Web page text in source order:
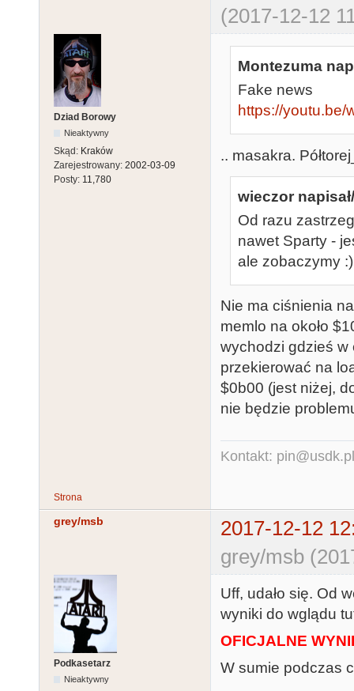
(2017-12-12
Dziad Borowy
Nieaktywny
Skąd: Kraków
Zarejestrowany: 2002-03-09
Posty: 11,780
Montezuma
Fake news
https://youtu.be/
.. masakra.
wieczor
Od razu
nawet Sparty -
ale zobaczymy
Nie ma ciśnienia
memlo na około
wychodzi gdzieś w
przekierować na
$0b00 (jest niżej,
nie będzie
Kontakt: pin@usdk.pl
Strona
grey/msb
2017-12-12
grey/msb
Podkasetarz
Nieaktywny
Uff, udało się. Od
wyniki do wglądu
OFICJALNE
W sumie podczas